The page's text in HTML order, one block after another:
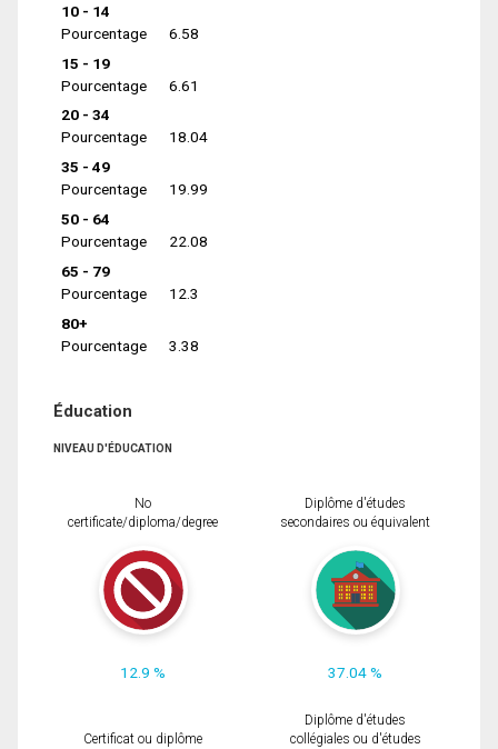
10 - 14
Pourcentage
6.58
15 - 19
Pourcentage
6.61
20 - 34
Pourcentage
18.04
35 - 49
Pourcentage
19.99
50 - 64
Pourcentage
22.08
65 - 79
Pourcentage
12.3
80+
Pourcentage
3.38
Éducation
NIVEAU D'ÉDUCATION
No
certificate/diploma/degree
12.9 %
Diplôme d'études
secondaires ou équivalent
37.04 %
Certificat ou diplôme
Diplôme d'études
collégiales ou d'études